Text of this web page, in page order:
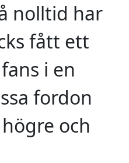
nolltid har
fått ett
i en
fordon
och